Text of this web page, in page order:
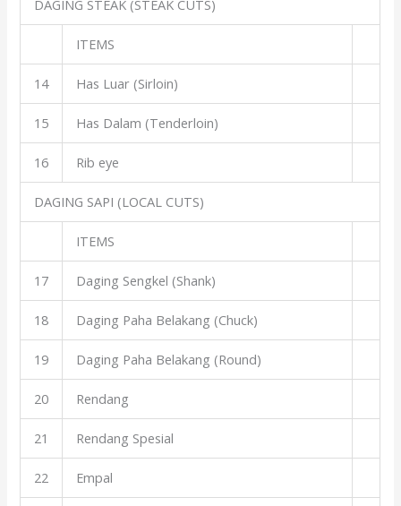
DAGING STEAK (STEAK CUTS)
ITEMS
14 Has Luar (Sirloin)
15 Has Dalam (Tenderloin)
16 Rib eye
DAGING SAPI (LOCAL CUTS)
ITEMS
17 Daging Sengkel (Shank)
18 Daging Paha Belakang (Chuck)
19 Daging Paha Belakang (Round)
20 Rendang
21 Rendang Spesial
22 Empal